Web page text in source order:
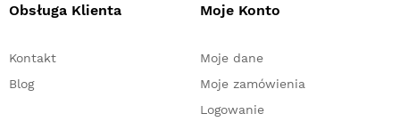
Obsługa Klienta
Kontakt
Blog
Moje Konto
Moje dane
Moje zamówienia
Logowanie